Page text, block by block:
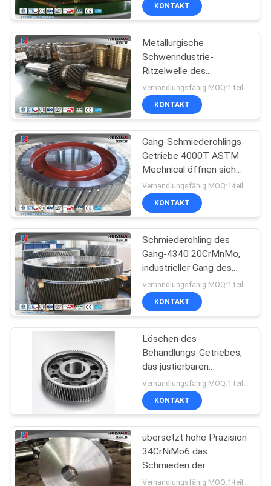
QUALITÄTSKONTROLLE
SITEMAP
PRIVACY
POLICY
KONTAKT
Metallurgische
Schwerindustrie-
Ritzelwelle des
Maschinerie-
Freiformschmieden-
20CrMnMo
KONTAKT
Gang-Schmiederohlings-
Getriebe 4000T ASTM
Mechnical öffnen sich
sterben Hydropess
Verhandlungsfähig MOQ:1-teilig
KONTAKT
Schmiederohling des
Gang-4340 20CrMnMo,
industrieller Gang des
legierten Stahl-4000T
Verhandlungsfähig MOQ:1-teilig
KONTAKT
Löschen des
Behandlungs-Getriebes,
das justierbaren
Geschwindigkeits-Gang
schmiedet
KONTAKT
übersetzt hohe Präzision
34CrNiMo6 das
Schmieden der
mechanischen